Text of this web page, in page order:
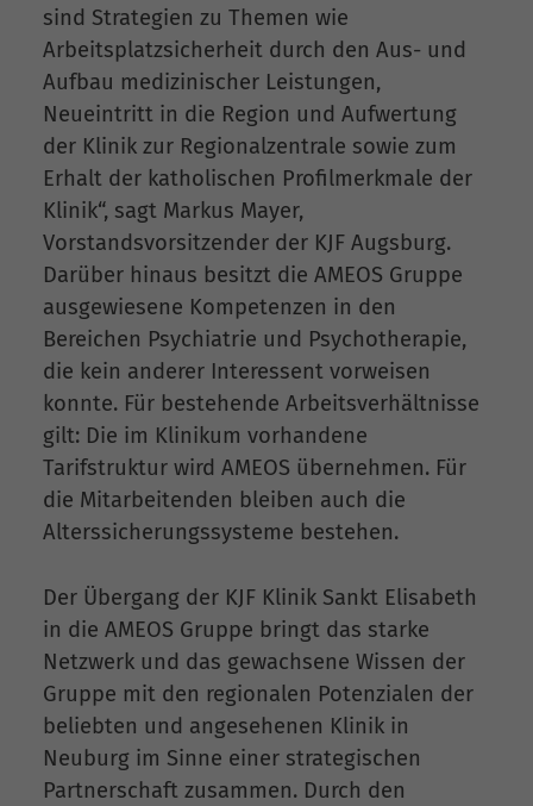
sind Strategien zu Themen wie
Arbeitsplatzsicherheit durch den Aus- und
Aufbau medizinischer Leistungen,
Neueintritt in die Region und Aufwertung
der Klinik zur Regionalzentrale sowie zum
Erhalt der katholischen Profilmerkmale der
Klinik“, sagt Markus Mayer,
Vorstandsvorsitzender der KJF Augsburg.
Darüber hinaus besitzt die AMEOS Gruppe
ausgewiesene Kompetenzen in den
Bereichen Psychiatrie und Psychotherapie,
die kein anderer Interessent vorweisen
konnte. Für bestehende Arbeitsverhältnisse
gilt: Die im Klinikum vorhandene
Tarifstruktur wird AMEOS übernehmen. Für
die Mitarbeitenden bleiben auch die
Alterssicherungssysteme bestehen.
Der Übergang der KJF Klinik Sankt Elisabeth
in die AMEOS Gruppe bringt das starke
Netzwerk und das gewachsene Wissen der
Gruppe mit den regionalen Potenzialen der
beliebten und angesehenen Klinik in
Neuburg im Sinne einer strategischen
Partnerschaft zusammen. Durch den